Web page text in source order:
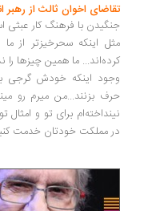
اخوان ثالث از رهبر انقلاب
با فرهنگ کار عبثی است...
اینکه سحرخیزتر از ما
ما همین چیزها را نداریم.
اینکه خودش گرجی بود،
بزنند...من میرم رو میندازم
برای تو و امثال تو
مملکت خودتان خدمت کنید...